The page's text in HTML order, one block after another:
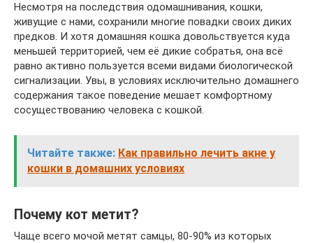
Несмотря на последствия одомашнивания, кошки,
живущие с нами, сохранили многие повадки своих диких
предков. И хотя домашняя кошка довольствуется куда
меньшей территорией, чем её дикие собратья, она всё
равно активно пользуется всеми видами биологической
сигнализации. Увы, в условиях исключительно домашнего
содержания такое поведение мешает комфортному
сосуществованию человека с кошкой.
Читайте также: Как правильно лечить акне у
кошки в домашних условиях
Почему кот метит?
Чаще всего мочой метят самцы, 80-90% из которых